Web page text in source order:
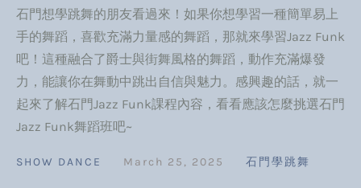
石門想學跳舞的朋友看過來！如果你想學習一種簡單易上
手的舞蹈，喜歡充滿力量感的舞蹈，那就來學習Jazz Funk
吧！這種融合了爵士與街舞風格的舞蹈，動作充滿爆發
力，能讓你在舞動中跳出自信與魅力。感興趣的話，就一
起來了解石門Jazz Funk課程內容，看看應該怎麼挑選石門
Jazz Funk舞蹈班吧~
SHOW DANCE March 25, 2025 石門學跳舞